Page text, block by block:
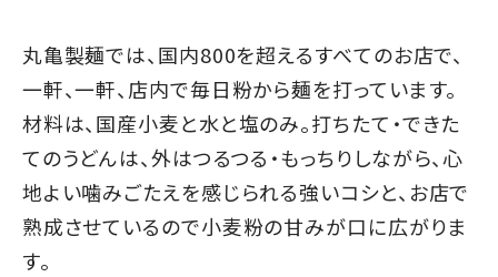
丸亀製麺では、国内800を超えるすべてのお店で、
一軒、一軒、店内で毎日粉から麺を打っています。
材料は、国産小麦と水と塩のみ。打ちたて・できた
てのうどんは、外はつるつる・もっちりしながら、心
地よい噛みごたえを感じられる強いコシと、お店で
熟成させているので小麦粉の甘みが口に広がりま
す。